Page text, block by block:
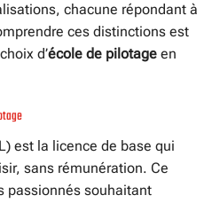
chacune répondant à
ces distinctions est
d’école de pilotage en
est la licence de base qui
sans rémunération. Ce
passionnés souhaitant